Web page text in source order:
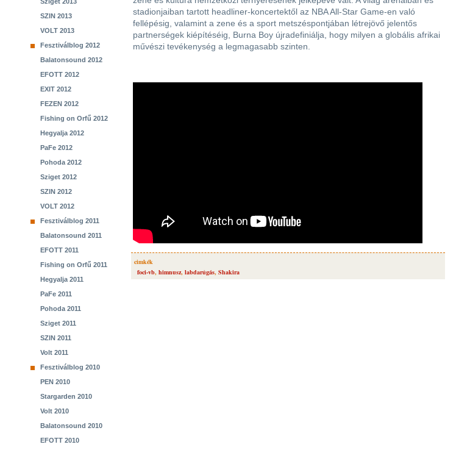
SZIN 2013
VOLT 2013
Fesztiválblog 2012
Balatonsound 2012
EFOTT 2012
EXIT 2012
FEZEN 2012
Fishing on Orfű 2012
Hegyalja 2012
PaFe 2012
Pohoda 2012
Sziget 2012
SZIN 2012
VOLT 2012
Fesztiválblog 2011
Balatonsound 2011
EFOTT 2011
Fishing on Orfű 2011
Hegyalja 2011
PaFe 2011
Pohoda 2011
Sziget 2011
SZIN 2011
Volt 2011
Fesztiválblog 2010
PEN 2010
Stargarden 2010
Volt 2010
Balatonsound 2010
EFOTT 2010
stadionjaiban tartott headliner-koncertektől az NBA All-Star Game-en való
fellépésig, valamint a zene és a sport metszéspontjában létrejövő jelentős
partnerségek kiépítéséig, Burna Boy újradefiniálja, hogy milyen a globális afrikai
művészi tevékenység a legmagasabb szinten.
cimkék
foci-vb, himnusz, labdarúgás, Shakira